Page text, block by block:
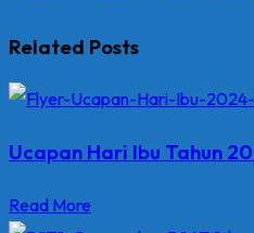
Related Posts
Ucapan Hari Ibu Tahun
Read More